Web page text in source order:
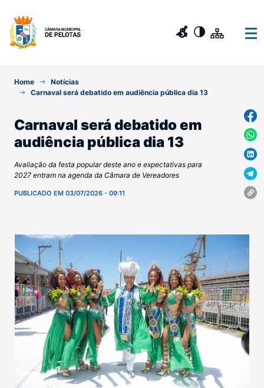
Home
Notícias
Carnaval será debatido em audiência pública dia 13
Carnaval será debatido em
audiência pública dia 13
Avaliação da festa popular deste ano e expectativas para
2027 entram na agenda da Câmara de Vereadores
PUBLICADO EM 03/07/2026 - 09:11